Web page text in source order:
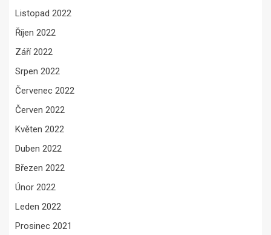
Listopad 2022
Říjen 2022
Září 2022
Srpen 2022
Červenec 2022
Červen 2022
Květen 2022
Duben 2022
Březen 2022
Únor 2022
Leden 2022
Prosinec 2021